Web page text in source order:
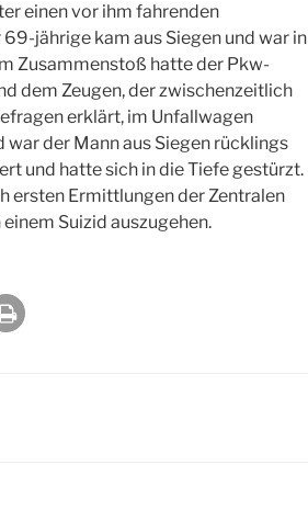
einen vor ihm fahrenden
jährige kam aus Siegen und war in
Zusammenstoß hatte der Pkw-
dem Zeugen, der zwischenzeitlich
erklärt, im Unfallwagen
war der Mann aus Siegen rücklings
und hatte sich in die Tiefe gestürzt.
ersten Ermittlungen der Zentralen
Suizid auszugehen.